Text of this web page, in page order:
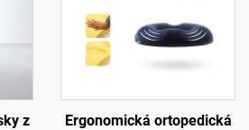
z
Ergonomická ortopedická